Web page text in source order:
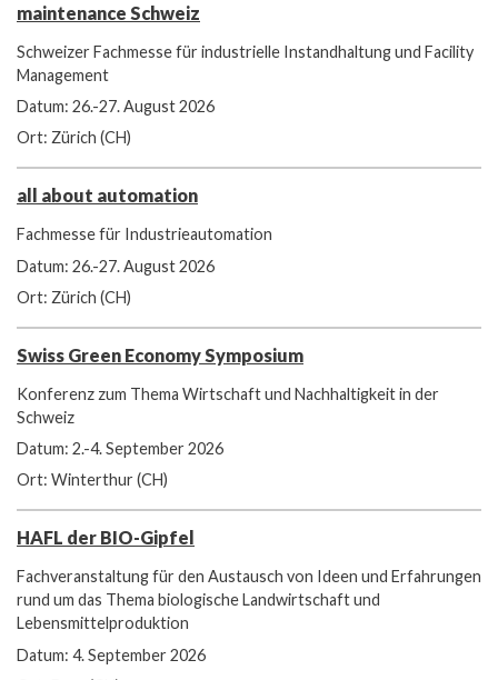
maintenance Schweiz
Schweizer Fachmesse für industrielle Instandhaltung und Facility
Management
Datum: 26.-27. August 2026
Ort: Zürich (CH)
all about automation
Fachmesse für Industrieautomation
Datum: 26.-27. August 2026
Ort: Zürich (CH)
Swiss Green Economy Symposium
Konferenz zum Thema Wirtschaft und Nachhaltigkeit in der
Schweiz
Datum: 2.-4. September 2026
Ort: Winterthur (CH)
HAFL der BIO-Gipfel
Fachveranstaltung für den Austausch von Ideen und Erfahrungen
rund um das Thema biologische Landwirtschaft und
Lebensmittelproduktion
Datum: 4. September 2026